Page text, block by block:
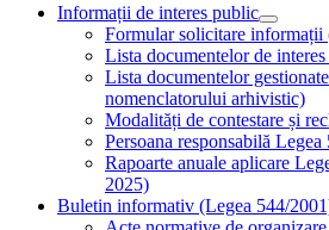
Informații de interes public
Formular solicitare informații
Lista documentelor de
Lista documentelor
nomenclatorului arhivistic)
Modalități de contestare și
Persoana responsabilă Legea
Rapoarte anuale aplicare
2025)
Buletin informativ (Legea 544/